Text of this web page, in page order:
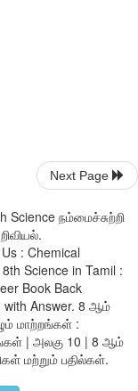
Next Page
Science நம்மைச்சுற்றி
: Chemical
Science in Tamil :
Book Back
with Answer. 8 ஆம்
மாற்றங்கள் :
| அலகு 10 | 8 ஆம்
மற்றும் பதில்கள்.